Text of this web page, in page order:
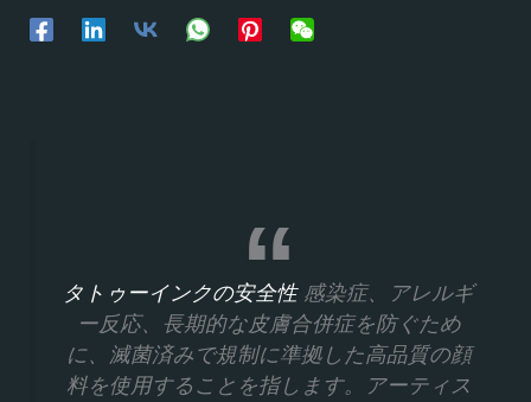
タトゥーインクの安全性感染症、アレルギ
ー反応、長期的な皮膚合併症を防ぐため
に、滅菌済みで規制に準拠した高品質の顔
料を使用することを指します。アーティス